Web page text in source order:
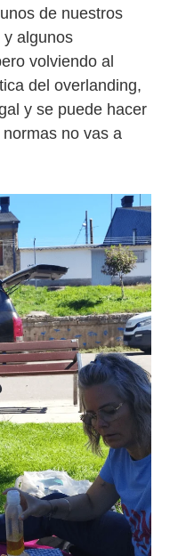
de nuestros
y algunos
volviendo al
del overlanding,
y se puede hacer
no vas a